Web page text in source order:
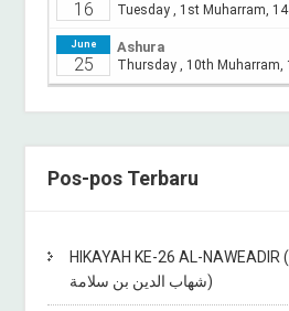
Pos-pos Terbaru
HIKAYAH KE-26 AL-NAWEADIR (للشيخ
شهاب الدين بن سلامة)